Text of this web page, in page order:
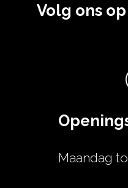
Volg ons
Maandag